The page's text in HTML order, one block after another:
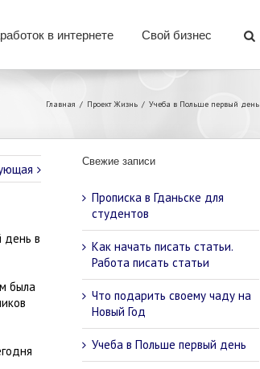
в интернете Свой бизнес
Главная Проект Жизнь Учеба в Польше первый день
день в
была
Свежие записи
Прописка в Гданьске для
студентов
Как начать писать статьи.
Работа писать статьи
Что подарить своему чаду на
Новый Год
Учеба в Польше первый день